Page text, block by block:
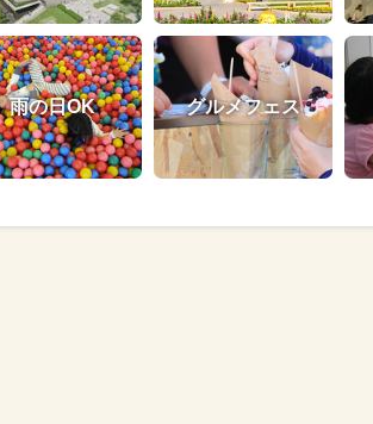
雨の日OK グルメフェス